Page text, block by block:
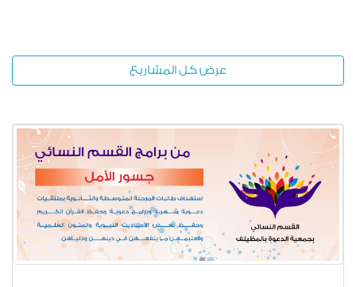
عرض كل المشاريع